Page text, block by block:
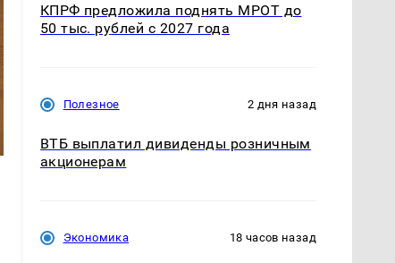
КПРФ предложила поднять МРОТ до
50 тыс. рублей с 2027 года
Полезное 2 дня назад
ВТБ выплатил дивиденды розничным
акционерам
Экономика 18 часов назад